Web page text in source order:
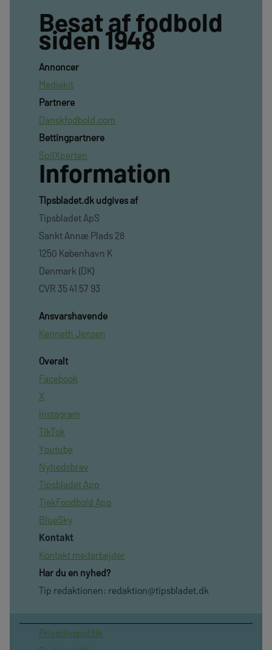
Besat af fodbold
siden 1948
Annoncer
Mediekit
Partnere
Danskfodbold.com
Bettingpartnere
SpilXperten
Information
TIpsbladet.dk udgives af
Tipsbladet ApS
Sankt Annæ Plads 28
1250 København K
Denmark (DK)
CVR 35 41 57 93
Ansvarshavende
Kenneth Jensen
Overalt
Facebook
X
Instagram
TikTok
Youtube
Nyhedsbrev
Tipsbladet App
TjekFoodbold App
BlueSky
Kontakt
Kontakt medarbejder
Har du en nyhed?
Tip redaktionen: redaktion@tipsbladet.dk
Privatilvspolitik